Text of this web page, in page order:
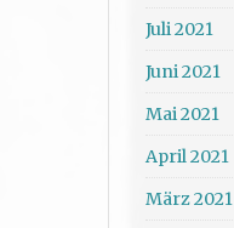
Juli 2021
Juni 2021
Mai 2021
April 2021
März 2021